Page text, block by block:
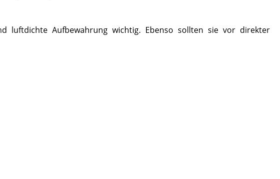
Aufbewahrung wichtig. Ebenso sollten sie vor direkter